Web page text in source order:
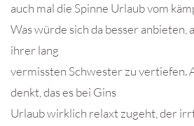
auch mal die Spinne Urlaub vom
Was würde sich da besser anbieten,
ihrer lang
vermissten Schwester zu vertiefen.
denkt, das es bei Gins
Urlaub wirklich relaxt zugeht, der